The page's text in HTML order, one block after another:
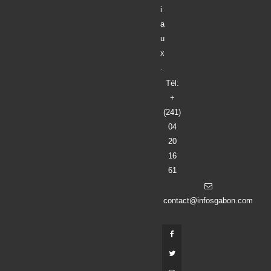
i
a
u
x
Tél:
+
(241)
04
20
16
61
contact@infosgabon.com